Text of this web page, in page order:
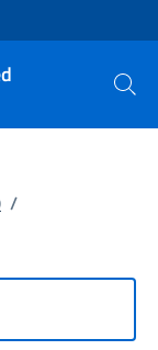
Cerca
/